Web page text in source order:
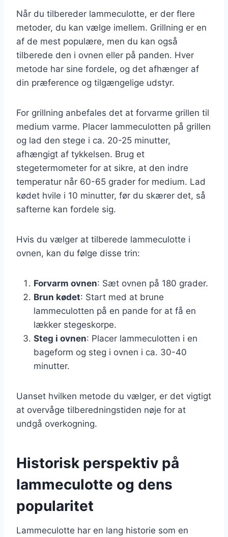
Når du tilbereder lammeculotte, er der flere
metoder, du kan vælge imellem. Grillning er en
af de mest populære, men du kan også
tilberede den i ovnen eller på panden. Hver
metode har sine fordele, og det afhænger af
din præference og tilgængelige udstyr.
For grillning anbefales det at forvarme grillen til
medium varme. Placer lammeculotten på grillen
og lad den stege i ca. 20-25 minutter,
afhængigt af tykkelsen. Brug et
stegetermometer for at sikre, at den indre
temperatur når 60-65 grader for medium. Lad
kødet hvile i 10 minutter, før du skærer det, så
safterne kan fordele sig.
Hvis du vælger at tilberede lammeculotte i
ovnen, kan du følge disse trin:
Forvarm ovnen: Sæt ovnen på 180 grader.
Brun kødet: Start med at brune
lammeculotten på en pande for at få en
lækker stegeskorpe.
Steg i ovnen: Placer lammeculotten i en
bageform og steg i ovnen i ca. 30-40
minutter.
Uanset hvilken metode du vælger, er det vigtigt
at overvåge tilberedningstiden nøje for at
undgå overkogning.
Historisk perspektiv på
lammeculotte og dens
popularitet
Lammeculotte har en lang historie som en